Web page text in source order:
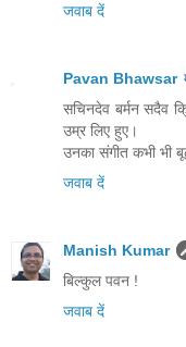
जवाब दें
Pavan Bhawsar
सचिनदेव बर्मन सदैव
उम्र लिए हुए।
उनका संगीत कभी भी
जवाब दें
Manish Kumar
बिल्कुल पवन !
जवाब दें